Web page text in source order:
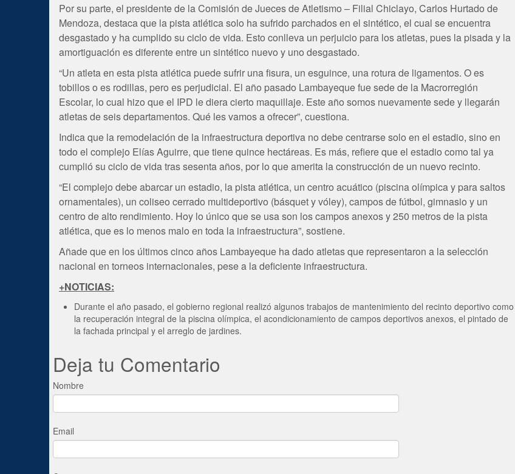
Por su parte, el presidente de la Comisión de Jueces de Atletismo – Filial Chiclayo, Carlos Hurtado de
Mendoza, destaca que la pista atlética solo ha sufrido parchados en el sintético, el cual se encuentra
desgastado y ha cumplido su ciclo de vida. Esto conlleva un perjuicio para los atletas, pues la pisada y la
amortiguación es diferente entre un sintético nuevo y uno desgastado.
“Un atleta en esta pista atlética puede sufrir una fisura, un esguince, una rotura de ligamentos. O es
tobillos o es rodillas, pero es perjudicial. El año pasado Lambayeque fue sede de la Macrorregión
Escolar, lo cual hizo que el IPD le diera cierto maquillaje. Este año somos nuevamente sede y llegarán
atletas de seis departamentos. Qué les vamos a ofrecer”, cuestiona.
Indica que la remodelación de la infraestructura deportiva no debe centrarse solo en el estadio, sino en
todo el complejo Elías Aguirre, que tiene quince hectáreas. Es más, refiere que el estadio como tal ya
cumplió su ciclo de vida tras sesenta años, por lo que amerita la construcción de un nuevo recinto.
“El complejo debe abarcar un estadio, la pista atlética, un centro acuático (piscina olímpica y para saltos
ornamentales), un coliseo cerrado multideportivo (básquet y vóley), campos de fútbol, gimnasio y un
centro de alto rendimiento. Hoy lo único que se usa son los campos anexos y 250 metros de la pista
atlética, que es lo menos malo en toda la infraestructura”, sostiene.
Añade que en los últimos cinco años Lambayeque ha dado atletas que representaron a la selección
nacional en torneos internacionales, pese a la deficiente infraestructura.
+NOTICIAS:
Durante el año pasado, el gobierno regional realizó algunos trabajos de mantenimiento del recinto deportivo como
la recuperación integral de la piscina olímpica, el acondicionamiento de campos deportivos anexos, el pintado de
la fachada principal y el arreglo de jardines.
Deja tu Comentario
Nombre
Email